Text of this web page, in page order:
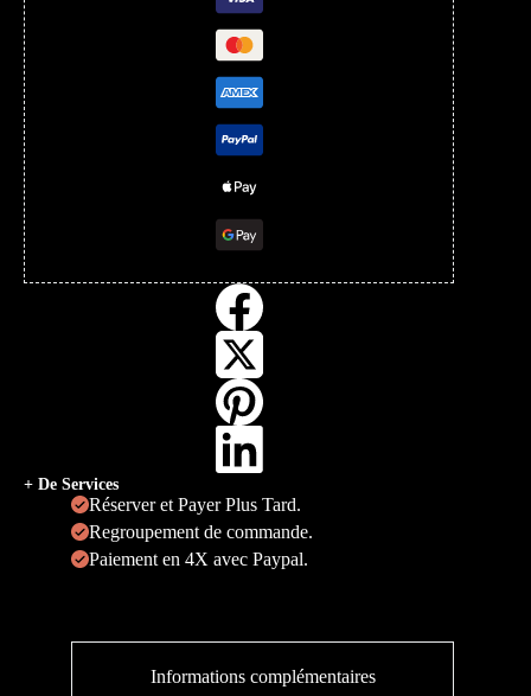
+ De Services
Réserver et Payer Plus Tard.
Regroupement de commande.
Paiement en 4X avec Paypal.
Informations complémentaires